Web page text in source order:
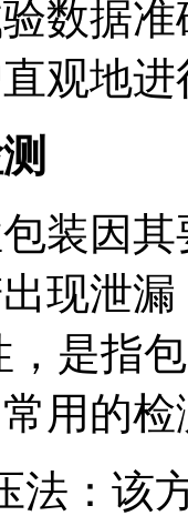
数据
观地
因其
现泄
，是指
用的
：该方